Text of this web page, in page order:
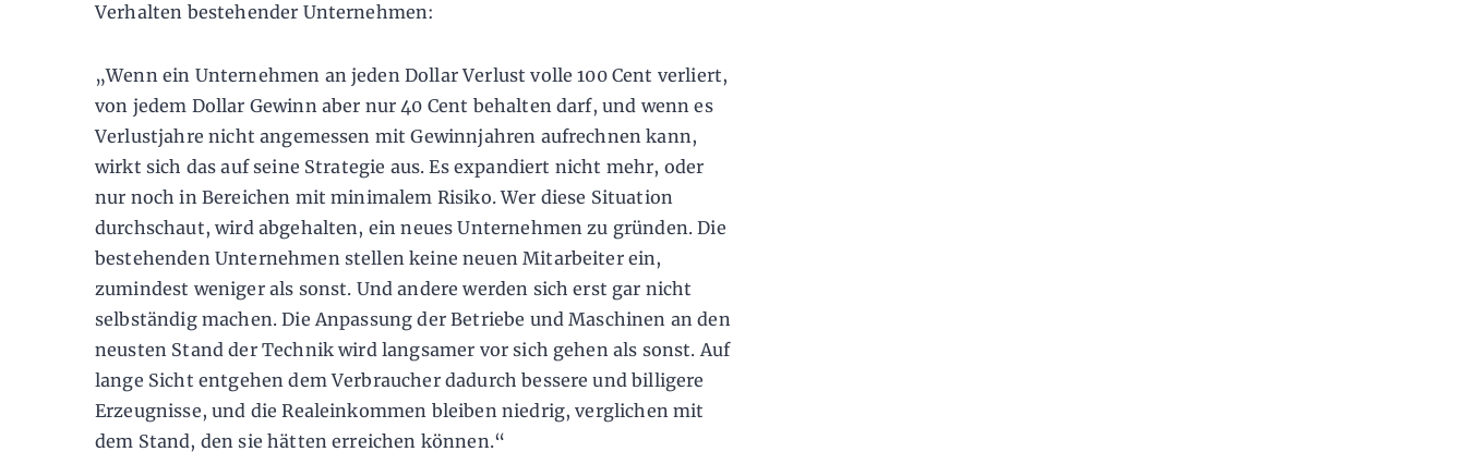
Verhalten bestehender Unternehmen:
„Wenn ein Unternehmen an jeden Dollar Verlust volle 100 Cent verliert,
von jedem Dollar Gewinn aber nur 40 Cent behalten darf, und wenn es
Verlustjahre nicht angemessen mit Gewinnjahren aufrechnen kann,
wirkt sich das auf seine Strategie aus. Es expandiert nicht mehr, oder
nur noch in Bereichen mit minimalem Risiko. Wer diese Situation
durchschaut, wird abgehalten, ein neues Unternehmen zu gründen. Die
bestehenden Unternehmen stellen keine neuen Mitarbeiter ein,
zumindest weniger als sonst. Und andere werden sich erst gar nicht
selbständig machen. Die Anpassung der Betriebe und Maschinen an den
neusten Stand der Technik wird langsamer vor sich gehen als sonst. Auf
lange Sicht entgehen dem Verbraucher dadurch bessere und billigere
Erzeugnisse, und die Realeinkommen bleiben niedrig, verglichen mit
dem Stand, den sie hätten erreichen können.“